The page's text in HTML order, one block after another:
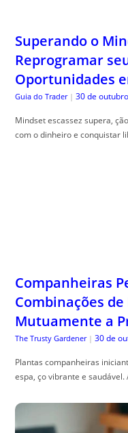
Superando o
Reprogramar
Oportunidades
Guia do Trader | 30 de
Mindset escassez supera,
com o dinheiro e conquistar
Companheiras
Combinações
Mutuamente a
The Trusty Gardener | 30 de
Plantas companheiras
espa, ço vibrante e